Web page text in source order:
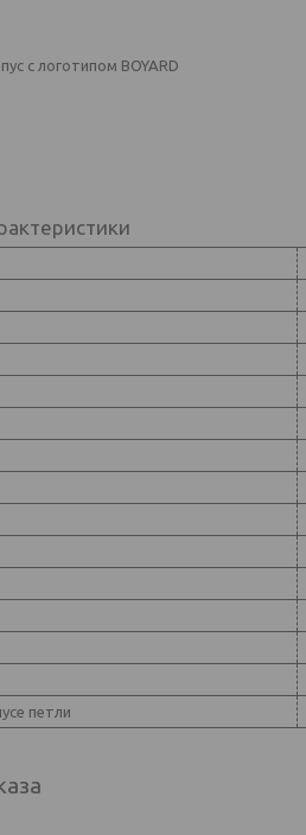
с логотипом BOYARD
петли